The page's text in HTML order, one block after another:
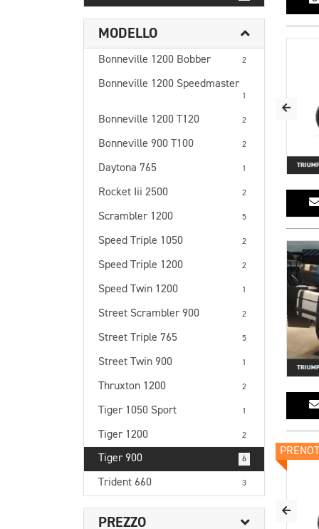
MODELLO
Bonneville 1200 Bobber 2
Bonneville 1200 Speedmaster
1
Bonneville 1200 T120 2
Bonneville 900 T100 2
Daytona 765 1
Rocket Iii 2500 2
Scrambler 1200 5
Speed Triple 1050 2
Speed Triple 1200 2
Speed Twin 1200 1
Street Scrambler 900 2
Street Triple 765 5
Street Twin 900 1
Thruxton 1200 2
Tiger 1050 Sport 1
Tiger 1200 2
Tiger 900 6
Trident 660 3
PREZZO